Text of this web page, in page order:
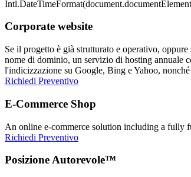
Corporate website
Se il progetto è già strutturato e operativo,
nome di dominio, un servizio di hosting annuale
l'indicizzazione su Google, Bing e Yahoo,
Richiedi Preventivo
E-Commerce Shop
An online e-commerce solution including a fully
Richiedi Preventivo
Posizione Autorevole™